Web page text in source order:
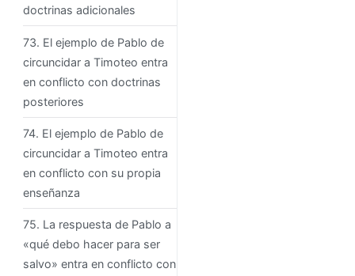
doctrinas adicionales
73. El ejemplo de Pablo de
circuncidar a Timoteo entra
en conflicto con doctrinas
posteriores
74. El ejemplo de Pablo de
circuncidar a Timoteo entra
en conflicto con su propia
enseñanza
75. La respuesta de Pablo a
«qué debo hacer para ser
salvo» entra en conflicto con